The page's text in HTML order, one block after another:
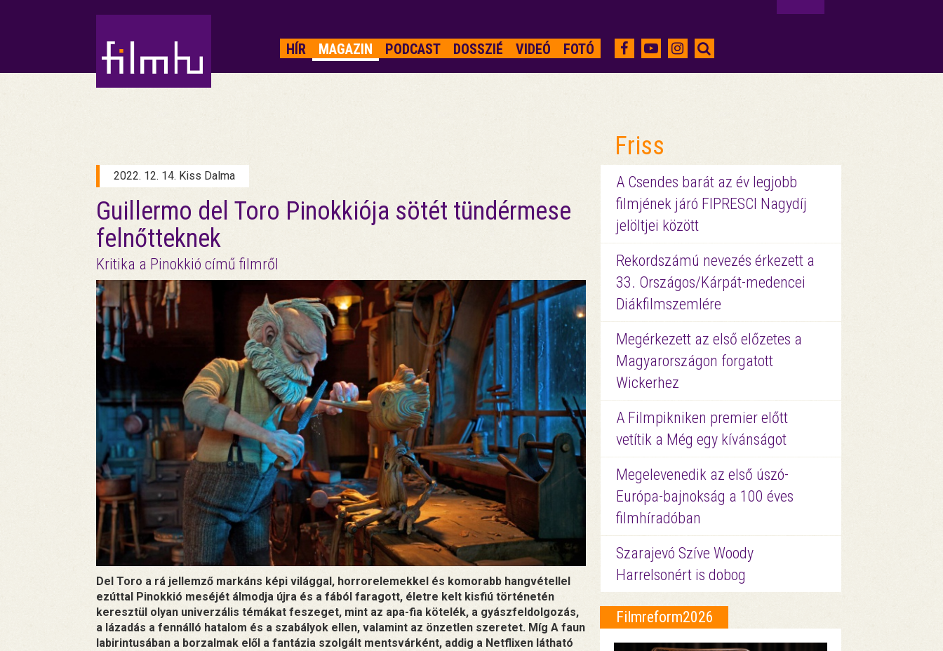
HÍR MAGAZIN PODCAST DOSSZIÉ VIDEÓ FOTÓ
2022. 12. 14. Kiss Dalma
Guillermo del Toro Pinokkiója sötét tündérmese
felnőtteknek
Kritika a Pinokkió című filmről
Del Toro a rá jellemző markáns képi világgal, horrorelemekkel és komorabb hangvétellel
ezúttal Pinokkió meséjét álmodja újra és a fából faragott, életre kelt kisfiú történetén
keresztül olyan univerzális témákat feszeget, mint az apa-fia kötelék, a gyászfeldolgozás,
a lázadás a fennálló hatalom és a szabályok ellen, valamint az önzetlen szeretet. Míg A faun
labirintusában a borzalmak elől a fantázia szolgált mentsvárként, addig a Netflixen látható
Friss
A Csendes barát az év legjobb
filmjének járó FIPRESCI Nagydíj
jelöltjei között
Rekordszámú nevezés érkezett a
33. Országos/Kárpát-medencei
Diákfilmszemlére
Megérkezett az első előzetes a
Magyarországon forgatott
Wickerhez
A Filmpikniken premier előtt
vetítik a Még egy kívánságot
Megelevenedik az első úszó-
Európa-bajnokság a 100 éves
filmhíradóban
Szarajevó Szíve Woody
Harrelsonért is dobog
Filmreform2026